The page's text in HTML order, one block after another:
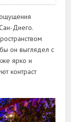
Диего.
он выглядел с
ярко и
контраст